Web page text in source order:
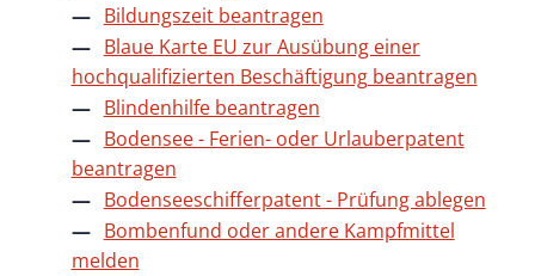
Bildungszeit beantragen
Blaue Karte EU zur Ausübung einer
hochqualifizierten Beschäftigung beantragen
Blindenhilfe beantragen
Bodensee - Ferien- oder Urlauberpatent
beantragen
Bodenseeschifferpatent - Prüfung ablegen
Bombenfund oder andere Kampfmittel
melden